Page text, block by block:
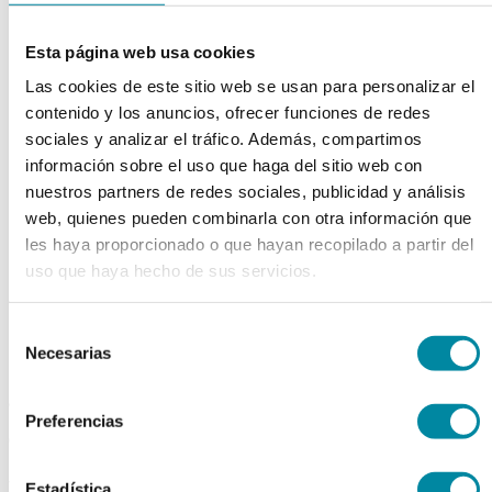
Esta página web usa cookies
Las cookies de este sitio web se usan para personalizar el
contenido y los anuncios, ofrecer funciones de redes
sociales y analizar el tráfico. Además, compartimos
información sobre el uso que haga del sitio web con
nuestros partners de redes sociales, publicidad y análisis
web, quienes pueden combinarla con otra información que
les haya proporcionado o que hayan recopilado a partir del
uso que haya hecho de sus servicios.
Necesarias
Preferencias
chevron_leftchevron_right